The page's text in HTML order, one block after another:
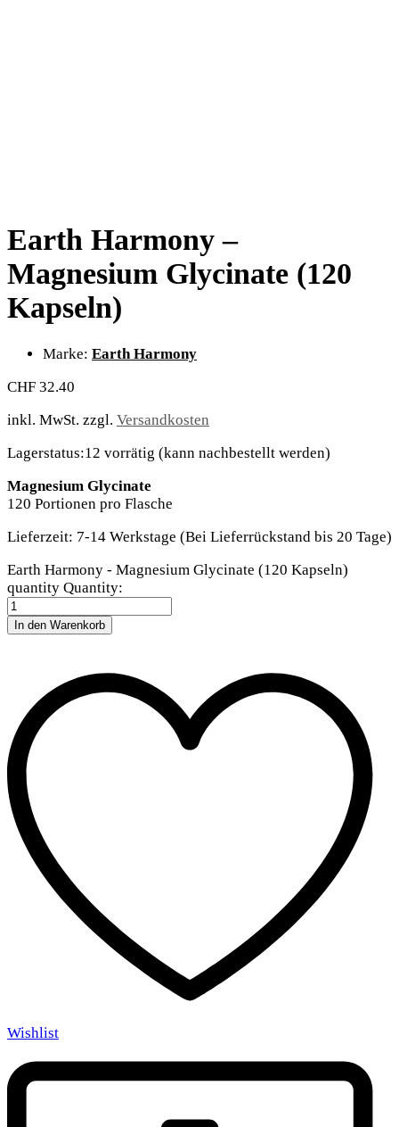
Earth Harmony –
Magnesium Glycinate (120
Kapseln)
Marke: Earth Harmony
CHF 32.40
inkl. MwSt. zzgl. Versandkosten
Lagerstatus:12 vorrätig (kann nachbestellt werden)
Magnesium Glycinate
120 Portionen pro Flasche
Lieferzeit: 7-14 Werkstage (Bei Lieferrückstand bis 20 Tage)
Earth Harmony - Magnesium Glycinate (120 Kapseln)
quantity Quantity:
In den Warenkorb
Wishlist